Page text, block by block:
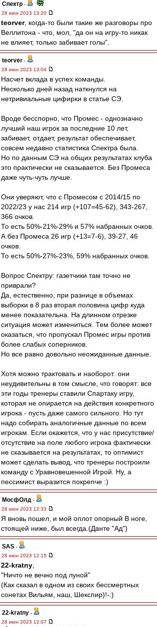
Спектр -
28 июн 2023 13:20
teorver, когда-то были такие же разговоры про
Веллитона - что, мол, "да он на игру-то никак
не влияет, только забивает голы".
teorver -
28 июн 2023 13:04
Насчет вклада в успех команды.
Несколько дней назад наткнулся на
нетривиальные цифирки в статье СЭ.
Вроде бесспорно, что Промес - однозначно
лучший наш игрок за последние 10 лет,
забивает, отдает, результат обеспечивает,
совсем недавно статистика Спектра была.
Но по данным СЭ на общих результатах клуба
это практически не сказывается. Без Промеса
даже чуть-чуть лучше.
Они уверяют, что с Промесом с 2014/15 по
2022/23 у нас 214 игр (+107=45-62), 343-267,
366 очков.
То есть 50%-21%-29% и 57% набранных очков.
А без Промеса 26 игр (+13=7-6), 39-27, 46
очков.
То есть 50%-27%-23%, 59% набранных очков.
Вопрос Спектру: газетчики там точно не
приврали?
Да, естественно, при разнице в объемах
выборки в 8 раз вторая половина цифр куда
менее показательна. На длинном отрезке
ситуация может измениться. Тем более может
оказаться, что пропускал Промес игры против
более слабых соперников.
Но все равно довольно неожиданные данные.
Хотя можно трактовать и наоборот: они
неудивительны в том смысле, что говорят: все
эти годы тренеры ставили Спартаку игру,
которая не опирается на действия конкретного
игрока - пусть даже самого сильного. Но тут
надо собирать аналогичные данные по всем
игрокам. Если окажется, что у нас присутствие/
отсутствие на поле любого игрока фактически
не сказывается на результатах, то оптимист
может сделать вывод, что тренеры построили
команду с Уравновешенной Игрой. Ну, а
пессимист выразится покрепче :)
МосфОлд -
28 июн 2023 12:33
Я вновь пошел, и мой оплот опорный В ноге,
стоящей ниже, был всегда.(Данте "Ад")
SAS -
28 июн 2023 12:15
22-kratny
"Ничто не вечно под луной"
(Как сказал в одном из своих бессмертных
сонетах Вильям, наш, Шекспир)!-:)
22-kratny -
28 июн 2023 12:07